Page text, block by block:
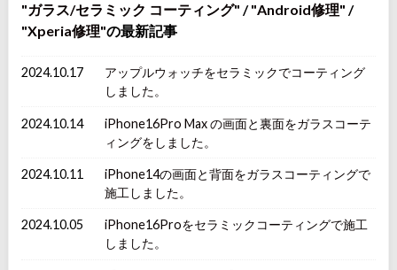
ガラス/セラミック コーティング / Android修理 /
Xperia修理 の最新記事
2024.10.17
アップルウォッチをセラミックでコーティング
しました。
2024.10.14
iPhone16Pro Max の画面と裏面をガラスコーテ
ィングをしました。
2024.10.11
iPhone14の画面と背面をガラスコーティングで
施工しました。
2024.10.05
iPhone16Proをセラミックコーティングで施工
しました。